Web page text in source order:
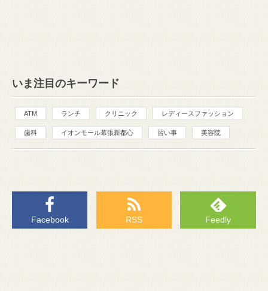
いま注目のキーワード
ATM ランチ クリニック レディースファッション
歯科 イオンモール幕張新都心 習い事 美容院
Facebook RSS Feedly